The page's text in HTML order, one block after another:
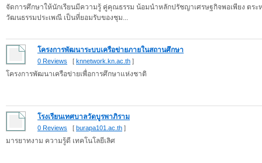
จัดการศึกษาให้นักเรียนมีความรู้ คู่คุณธรรม น้อมนำหลักปรัชญาเศรษฐกิจพอเพียง ตร
วัฒนธรรมประเพณี เป็นที่ยอมรับของชุม...
โครงการพัฒนาระบบเครือข่ายภายในสถานศึกษา
0 Reviews [ knnetwork.kn.ac.th ]
โครงการพัฒนาเครือข่ายเพื่อการศึกษาแห่งชาติ
โรงเรียนเทศบาลวัดบูรพาภิราม
0 Reviews [ burapa101.ac.th ]
มารยาทงาม ความรู้ดี เทคโนโลยีเลิศ